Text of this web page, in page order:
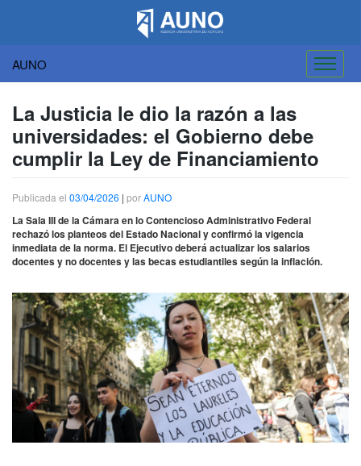
AUNO
contenido
La Justicia le dio la razón a las
universidades: el Gobierno debe
cumplir la Ley de Financiamiento
Publicada el 03/04/2026 | porAUNO
La Sala III de la Cámara en lo Contencioso Administrativo Federal
rechazó los planteos del Estado Nacional y confirmó la vigencia
inmediata de la norma. El Ejecutivo deberá actualizar los salarios
docentes y no docentes y las becas estudiantiles según la inflación.